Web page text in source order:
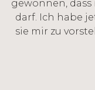
gewonnen,
darf. Ich habe
sie mir zu